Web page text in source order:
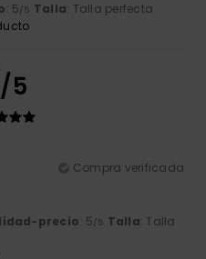
: 5/5 Talla: Talla perfecta
/5
Compra verificada
precio: 5/5 Talla: Talla